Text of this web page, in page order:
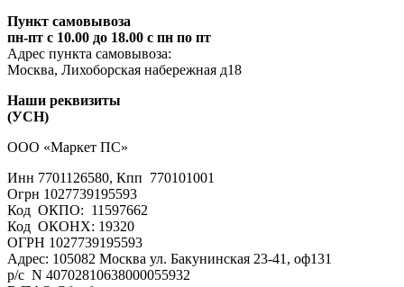
Пункт самовывоза
пн-пт с 10.00 до 18.00 с пн по пт
Адрес пункта самовывоза:
Москва, Лихоборская набережная д18
Наши реквизиты
(УСН)
ООО «Маркет ПС»
Инн 7701126580, Кпп 770101001
Огрн 1027739195593
Код ОКПО: 11597662
Код ОКОНХ: 19320
ОГРН 1027739195593
Адрес: 105082 Москва ул. Бакунинская 23-41, оф131
р/с N 40702810638000055932